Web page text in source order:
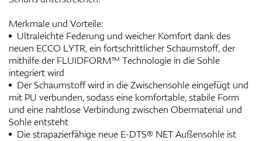
Merkmale und Vorteile:
Ultraleichte Federung und weicher Komfort dank des
neuen ECCO LYTR, ein fortschrittlicher Schaumstoff, der
mithilfe der FLUIDFORM™ Technologie in die Sohle
integriert wird
Der Schaumstoff wird in die Zwischensohle eingefügt und
mit PU verbunden, sodass eine komfortable, stabile Form
und eine nahtlose Verbindung zwischen Obermaterial und
Sohle entsteht
Die strapazierfähige neue E-DTS® NET Außensohle ist